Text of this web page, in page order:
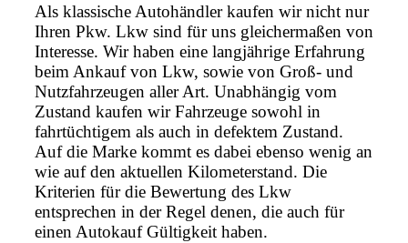
Als klassische Autohändler kaufen wir nicht nur
Ihren Pkw. Lkw sind für uns gleichermaßen von
Interesse. Wir haben eine langjährige Erfahrung
beim Ankauf von Lkw, sowie von Groß- und
Nutzfahrzeugen aller Art. Unabhängig vom
Zustand kaufen wir Fahrzeuge sowohl in
fahrtüchtigem als auch in defektem Zustand.
Auf die Marke kommt es dabei ebenso wenig an
wie auf den aktuellen Kilometerstand. Die
Kriterien für die Bewertung des Lkw
entsprechen in der Regel denen, die auch für
einen Autokauf Gültigkeit haben.